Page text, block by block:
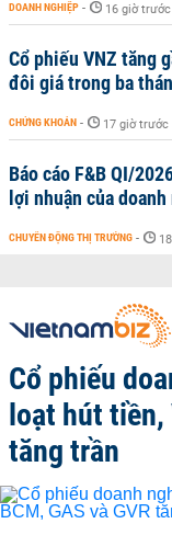
DOANH NGHIỆP - 16 giờ trước
Cổ phiếu VNZ tăng
đôi giá trong ba
CHỨNG KHOÁN - 17 giờ trước
Báo cáo F&B QI/
lợi nhuận của
CHUYỂN ĐỘNG THỊ TRƯỜNG -
Cổ phiếu
loạt hút tiền,
tăng trần